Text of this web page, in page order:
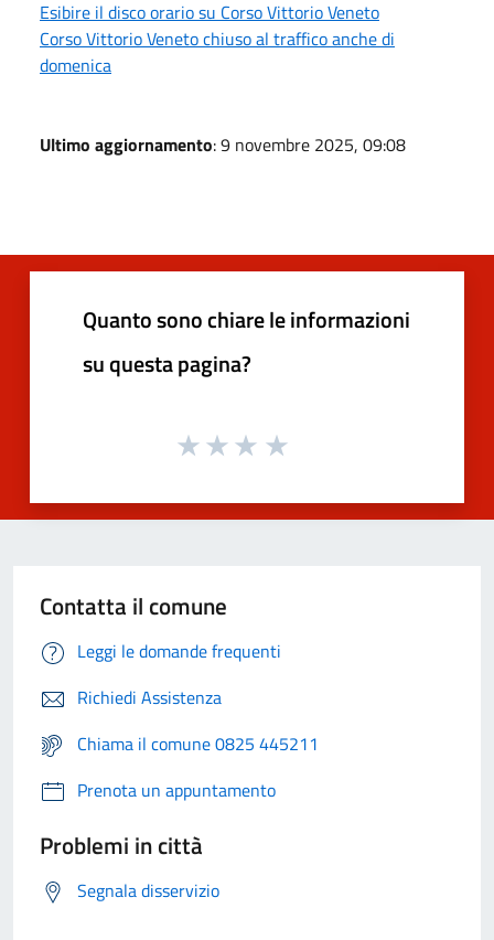
Esibire il disco orario su Corso Vittorio Veneto
Corso Vittorio Veneto chiuso al traffico anche di
domenica
Ultimo aggiornamento: 9 novembre 2025, 09:08
Quanto sono chiare le informazioni
su questa pagina?
Contatta il comune
Leggi le domande frequenti
Richiedi Assistenza
Chiama il comune 0825 445211
Prenota un appuntamento
Problemi in città
Segnala disservizio